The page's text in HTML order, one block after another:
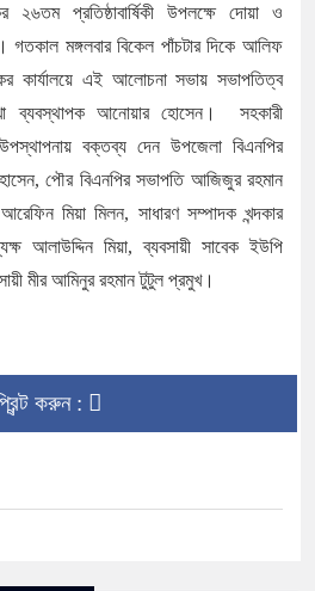
২৬তম প্রতিষ্ঠাবার্ষিকী উপলক্ষে দোয়া ও
মঙ্গলবার বিকেল পাঁচটার দিকে আলিফ
কার্যালয়ে এই আলোচনা সভায় সভাপতিত্ব
ব্যবস্থাপক আনোয়ার হোসেন। সহকারী
বক্তব্য দেন উপজেলা বিএনপির
পৌর বিএনপির সভাপতি আজিজুর রহমান
মিয়া মিলন, সাধারণ সম্পাদক খন্দকার
আলাউদ্দিন মিয়া, ব্যবসায়ী সাবেক ইউপি
মীর আমিনুর রহমান টুটুল প্রমুখ।
করুন :